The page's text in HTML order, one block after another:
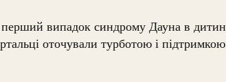
випадок синдрому Дауна в
оточували турботою і